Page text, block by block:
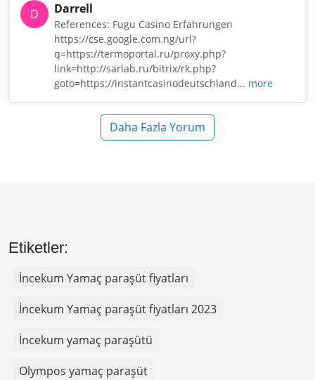
D Darrell
References: Fugu Casino Erfahrungen
https://cse.google.com.ng/url?
q=https://termoportal.ru/proxy.php?
link=http://sarlab.ru/bitrix/rk.php?
goto=https://instantcasinodeutschland... more
Daha Fazla Yorum
Etiketler:
İncekum Yamaç paraşüt fiyatları
İncekum Yamaç paraşüt fiyatları 2023
İncekum yamaç paraşütü
Olympos yamaç paraşüt